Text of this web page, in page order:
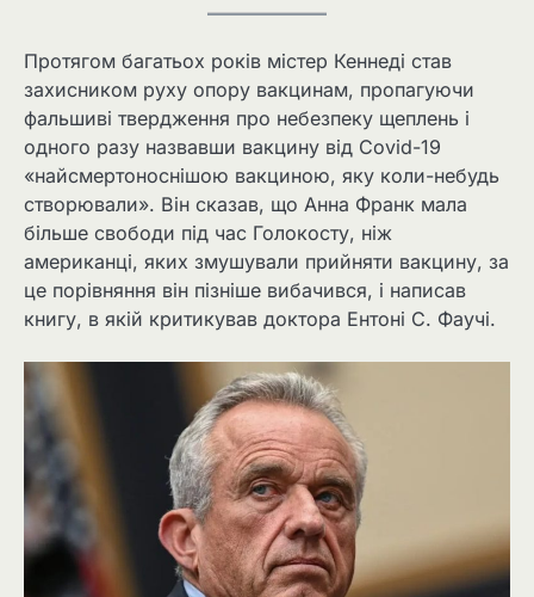
Протягом багатьох років містер Кеннеді став
захисником руху опору вакцинам, пропагуючи
фальшиві твердження про небезпеку щеплень і
одного разу назвавши вакцину від Covid-19
«найсмертоноснішою вакциною, яку коли-небудь
створювали». Він сказав, що Анна Франк мала
більше свободи під час Голокосту, ніж
американці, яких змушували прийняти вакцину, за
це порівняння він пізніше вибачився, і написав
книгу, в якій критикував доктора Ентоні С. Фаучі.